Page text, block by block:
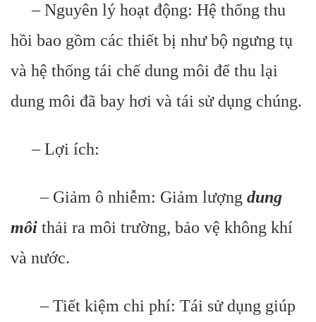
– Nguyên lý hoạt động: Hệ thống thu
hồi bao gồm các thiết bị như bộ ngưng tụ
và hệ thống tái chế dung môi để thu lại
dung môi đã bay hơi và tái sử dụng chúng.
– Lợi ích:
– Giảm ô nhiễm: Giảm lượng dung
môi thải ra môi trường, bảo vệ không khí
và nước.
– Tiết kiệm chi phí: Tái sử dụng giúp